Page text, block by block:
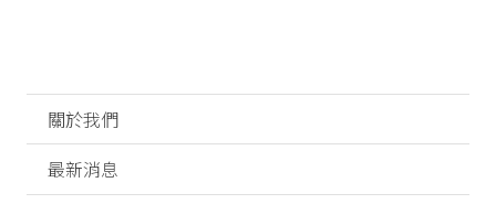
關於我們
最新消息